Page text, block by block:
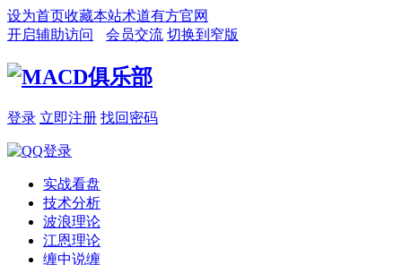
设为首页收藏本站术道有方官网
开启辅助访问
会员交流 切换到窄版
登录 立即注册 找回密码
实战看盘
技术分析
波浪理论
江恩理论
缠中说缠